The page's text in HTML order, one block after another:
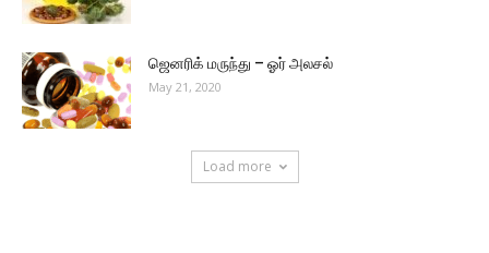
ஜெனரிக் மருந்து – ஓர் அலசல்
May 21, 2020
Load more